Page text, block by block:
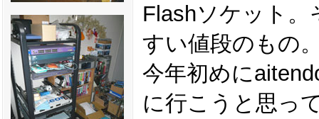
Flashソケット
すい値段のもの
今年初めに
に行こうと思っ